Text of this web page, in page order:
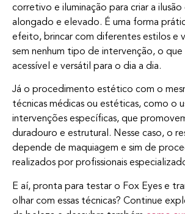
corretivo e iluminação para criar a ilusão
alongado e elevado. É uma forma
efeito, brincar com diferentes estilos e
sem nenhum tipo de intervenção, o
acessível e versátil para o dia a dia.
Já o procedimento estético com o
técnicas médicas ou estéticas, como o
intervenções específicas, que
duradouro e estrutural. Nesse caso, o
depende de maquiagem e sim de
realizados por profissionais
E aí, pronta para testar o Fox Eyes e
olhar com essas técnicas? Continue